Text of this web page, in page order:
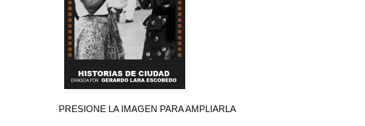
PRESIONE LA IMAGEN PARA AMPLIARLA